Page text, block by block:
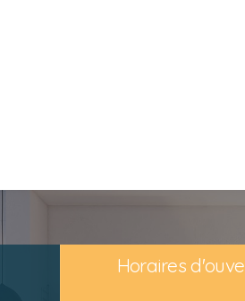
Horaires